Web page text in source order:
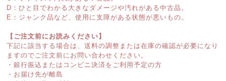
D：ひと目でわかる大きなダメージや汚れがある中古品。
E：ジャンク品など、使用に支障がある状態が悪いもの。
【ご注文前にお読みください】
下記に該当する場合は、送料の調整または在庫の確認が必要になり
ますのでご注文前にお問い合わせください。
・銀行振込またはコンビニ決済をご利用予定の方
・お届け先が離島